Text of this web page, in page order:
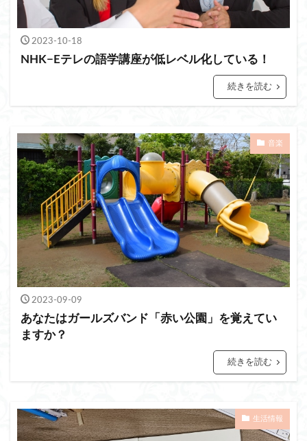
2023-10-18
NHK−Eテレの語学講座が低レベル化している！
続きを読む
音楽
2023-09-09
あなたはガールズバンド「赤い公園」を覚えてい
ますか？
続きを読む
生活情報